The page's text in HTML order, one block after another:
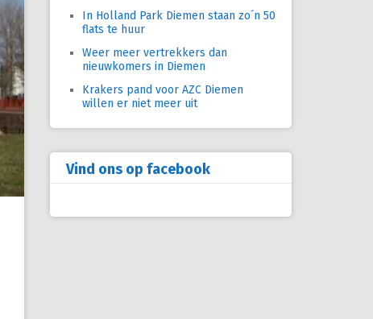
In Holland Park Diemen staan zo´n 50
flats te huur
Weer meer vertrekkers dan
nieuwkomers in Diemen
Krakers pand voor AZC Diemen
willen er niet meer uit
Vind ons op facebook